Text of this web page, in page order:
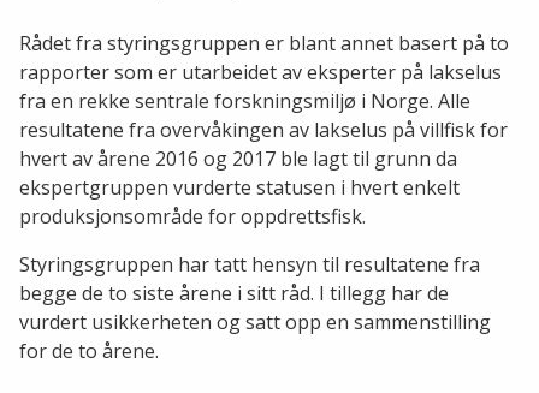
Rådet fra styringsgruppen er blant annet basert på to
rapporter som er utarbeidet av eksperter på lakselus
fra en rekke sentrale forskningsmiljø i Norge. Alle
resultatene fra overvåkingen av lakselus på villfisk for
hvert av årene 2016 og 2017 ble lagt til grunn da
ekspertgruppen vurderte statusen i hvert enkelt
produksjonsområde for oppdrettsfisk.
Styringsgruppen har tatt hensyn til resultatene fra
begge de to siste årene i sitt råd. I tillegg har de
vurdert usikkerheten og satt opp en sammenstilling
for de to årene.